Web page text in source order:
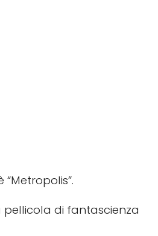
di fantascienza